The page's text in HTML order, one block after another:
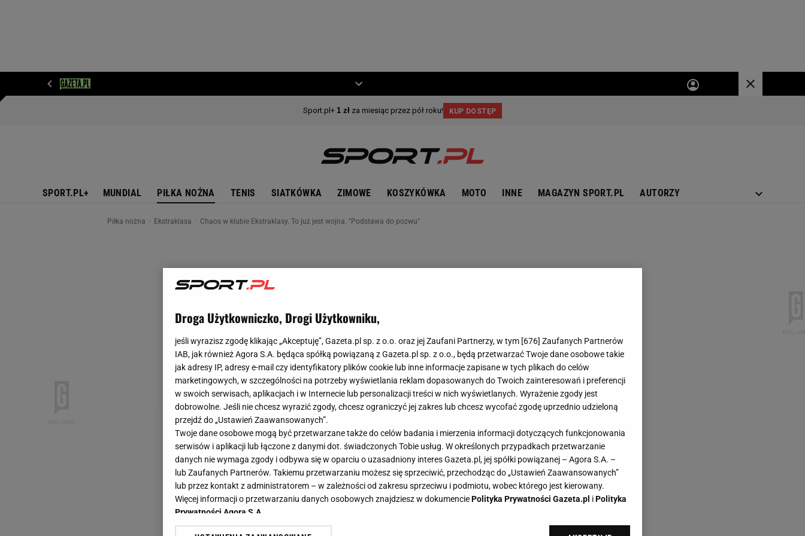
SPORT.PL+ MUNDIAL PIŁKA NOŻNA TENIS SIATKÓWKA ZIMOWE KOSZYKÓWKA MOTO INNE MAGAZYN SPORT.PL AUTORZY
Piłka nożna Ekstraklasa Chaos w klubie Ekstraklasy. To już jest wojna. "Podstawa do pozwu"
Droga Użytkowniczko, Drogi Użytkowniku,
jeśli wyrazisz zgodę klikając „Akceptuję”, Gazeta.pl sp. z o.o. oraz jej Zaufani Partnerzy, w tym [676] Zaufanych Partnerów
IAB, jak również Agora S.A. będąca spółką powiązaną z Gazeta.pl sp. z o.o., będą przetwarzać Twoje dane osobowe takie
jak adresy IP, adresy e-mail czy identyfikatory plików cookie lub inne informacje zapisane w tych plikach do celów
marketingowych, w szczególności na potrzeby wyświetlania reklam dopasowanych do Twoich zainteresowań i preferencji
w swoich serwisach, aplikacjach i w Internecie lub personalizacji treści w nich wyświetlanych. Wyrażenie zgody jest
dobrowolne. Jeśli nie chcesz wyrazić zgody, chcesz ograniczyć jej zakres lub chcesz wycofać zgodę uprzednio udzieloną
przejdź do „Ustawień Zaawansowanych”.
Twoje dane osobowe mogą być przetwarzane także do celów badania i mierzenia informacji dotyczących funkcjonowania
serwisów i aplikacji lub łączone z danymi dot. świadczonych Tobie usług. W określonych przypadkach przetwarzanie
danych nie wymaga zgody i odbywa się w oparciu o uzasadniony interes Gazeta.pl, jej spółki powiązanej – Agora S.A. –
lub Zaufanych Partnerów. Takiemu przetwarzaniu możesz się sprzeciwić, przechodząc do „Ustawień Zaawansowanych”
lub przez kontakt z administratorem – w zależności od zakresu sprzeciwu i podmiotu, wobec którego jest kierowany.
Więcej informacji o przetwarzaniu danych osobowych znajdziesz w dokumenciePolityka Prywatności Gazeta.pl iPolityka
Prywatności Agora S.A.